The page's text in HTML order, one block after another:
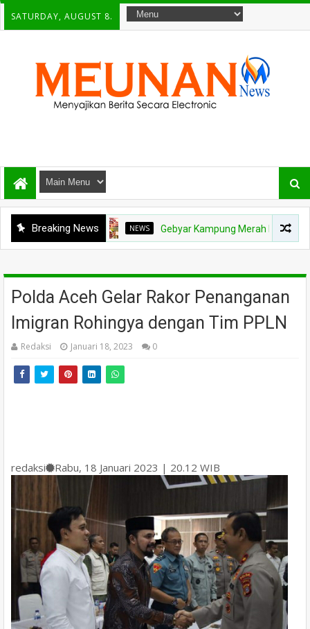
SATURDAY, AUGUST 8.
Breaking News
NEWS Gebyar Kampung Merah Putih Berhadiah
Polda Aceh Gelar Rakor Penanganan
Imigran Rohingya dengan Tim PPLN
Redaksi Januari 18, 2023 0
redaksi Rabu, 18 Januari 2023 | 20.12 WIB